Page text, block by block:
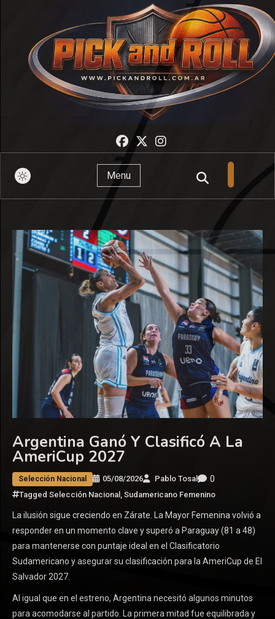
Pick And Roll
Menu
Argentina Ganó Y Clasificó A La
AmeriCup 2027
Selección Nacional 05/08/2026 Pablo Tosal 0
Tagged Selección Nacional Sudamericano Femenino
La ilusión sigue creciendo en Zárate. La Mayor Femenina volvió a
responder en un momento clave y superó a Paraguay (81 a 48)
para mantenerse con puntaje ideal en el Clasificatorio
Sudamericano y asegurar su clasificación para la AmeriCup de El
Salvador 2027.
Al igual que en el estreno, Argentina necesitó algunos minutos
para acomodarse al partido. La primera mitad fue equilibrada y